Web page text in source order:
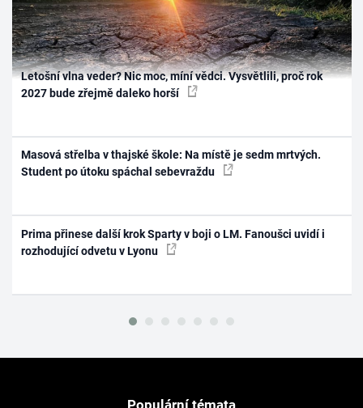
Letošní vlna veder? Nic moc, míní vědci. Vysvětlili, proč rok
2027 bude zřejmě daleko horší
Masová střelba v thajské škole: Na místě je sedm mrtvých.
Student po útoku spáchal sebevraždu
Prima přinese další krok Sparty v boji o LM. Fanoušci uvidí i
rozhodující odvetu v Lyonu